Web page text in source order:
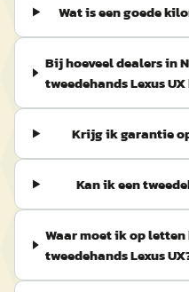
Wat is een goede
Bij hoeveel dealers in
tweedehands Lexus
Krijg ik garantie
Kan ik een
Waar moet ik op
tweedehands Lexus